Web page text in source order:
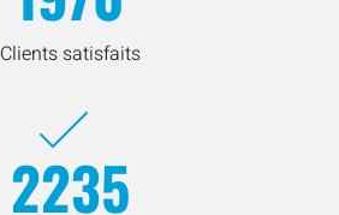
Clients satisfaits
2235